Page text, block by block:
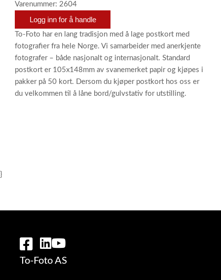
Varenummer: 2604
Logg inn for å handle
To-Foto har en lang tradisjon med å lage postkort med
fotografier fra hele Norge. Vi samarbeider med anerkjente
fotografer – både nasjonalt og internasjonalt. Standard
postkort er 105x148mm av svanemerket papir og kjøpes i
pakker på 50 kort. Dersom du kjøper postkort hos oss er
du velkommen til å låne bord/gulvstativ for utstilling.
}
To-Foto AS